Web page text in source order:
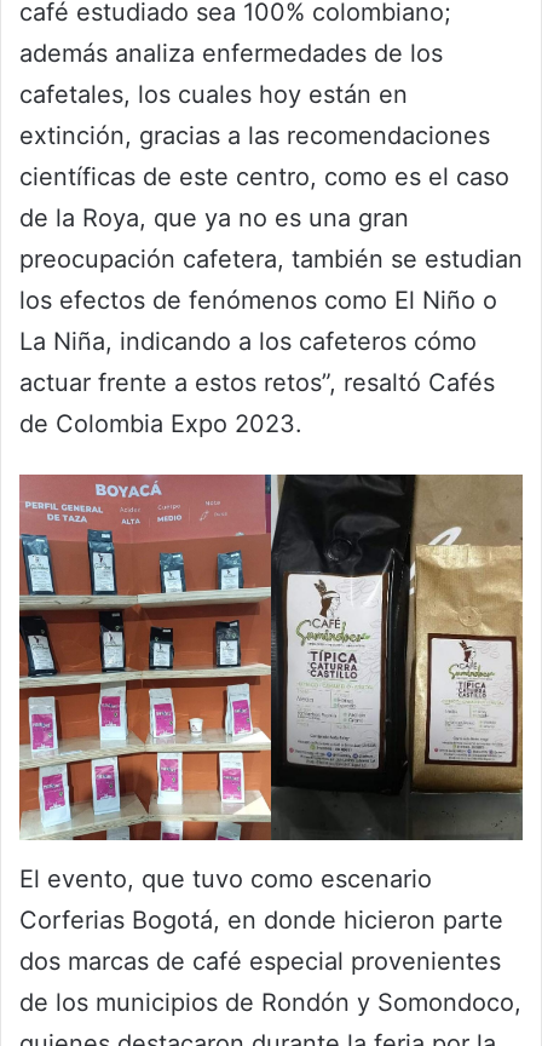
café estudiado sea 100% colombiano;
además analiza enfermedades de los
cafetales, los cuales hoy están en
extinción, gracias a las recomendaciones
científicas de este centro, como es el caso
de la Roya, que ya no es una gran
preocupación cafetera, también se estudian
los efectos de fenómenos como El Niño o
La Niña, indicando a los cafeteros cómo
actuar frente a estos retos”, resaltó Cafés
de Colombia Expo 2023.
El evento, que tuvo como escenario
Corferias Bogotá, en donde hicieron parte
dos marcas de café especial provenientes
de los municipios de Rondón y Somondoco,